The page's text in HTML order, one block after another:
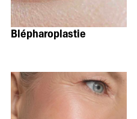
Blépharoplastie